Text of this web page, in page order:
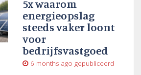
5x waarom
energieopslag
steeds vaker loont
voor
bedrijfsvastgoed
6 months ago gepubliceerd